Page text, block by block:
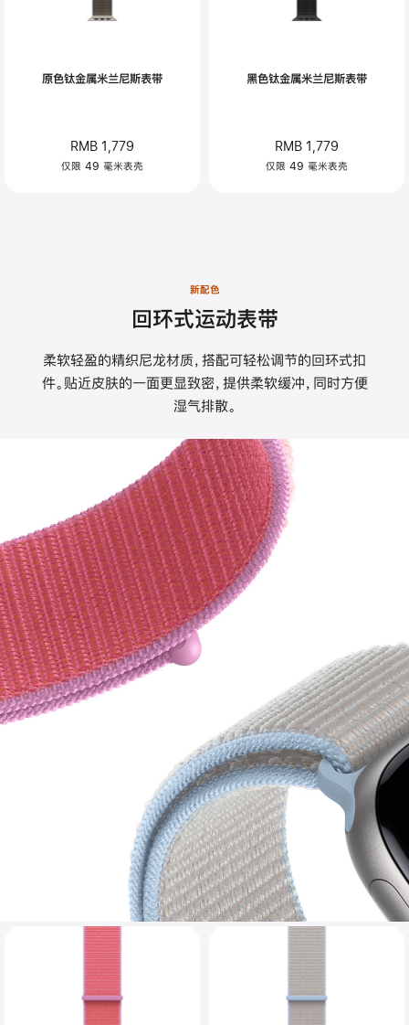
原色钛金属米兰尼斯表带
RMB 1,779
仅限 49 毫米表壳
黑色钛金属米兰尼斯表带
RMB 1,779
仅限 49 毫米表壳
新配色
回环式运动表带
柔软轻盈的精织尼龙材质，搭配可轻松调节的回环式扣
件。贴近皮肤的一面更显致密，提供柔软缓冲，同时方便
湿气排散。